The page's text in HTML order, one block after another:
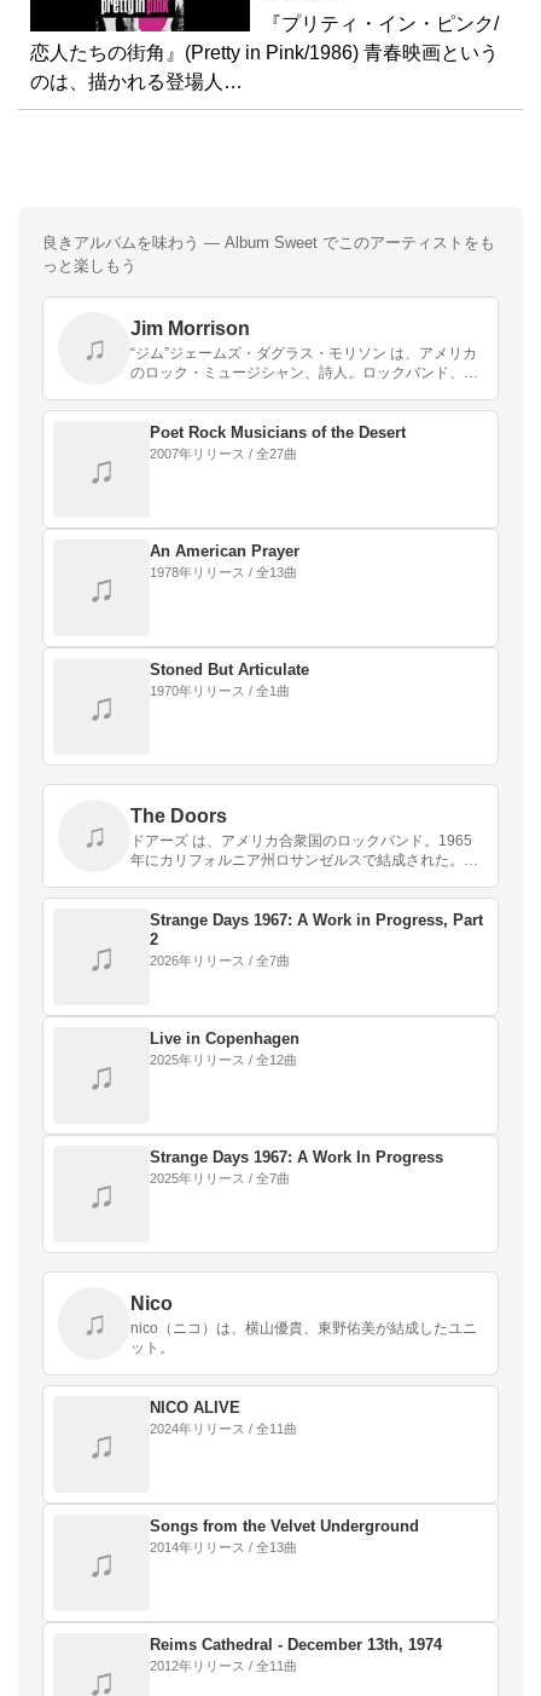
『プリティ・イン・ピンク/
恋人たちの街角』(Pretty in Pink/1986) 青春映画という
のは、描かれる登場人…
良きアルバムを味わう — Album Sweet でこのアーティストをも
っと楽しもう
♫
Jim Morrison
“ジム”ジェームズ・ダグラス・モリソン は、アメリカ
のロック・ミュージシャン、詩人。ロックバンド、ド
る。また、バンド活動とは別に数冊の詩集を発表して
いる…
♫
Poet Rock Musicians of the Desert
2007年リリース / 全27曲
♫
An American Prayer
1978年リリース / 全13曲
♫
Stoned But Articulate
1970年リリース / 全1曲
♫
The Doors
ドアーズ は、アメリカ合衆国のロックバンド。1965
年にカリフォルニア州ロサンゼルスで結成された。ボ
レク、ギターのロビー・クリーガー、ドラムのジョ
ン・デ…
♫
Strange Days 1967: A Work in Progress, Part
2
2026年リリース / 全7曲
♫
Live in Copenhagen
2025年リリース / 全12曲
♫
Strange Days 1967: A Work In Progress
2025年リリース / 全7曲
♫
Nico
nico（ニコ）は、横山優貴、東野佑美が結成したユニ
ット。
♫
NICO ALIVE
2024年リリース / 全11曲
♫
Songs from the Velvet Underground
2014年リリース / 全13曲
♫
Reims Cathedral - December 13th, 1974
2012年リリース / 全11曲